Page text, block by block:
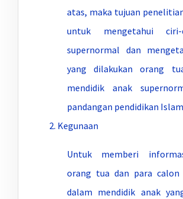
atas, maka tujuan
untuk mengetahui
supernormal dan
yang dilakukan orang
mendidik anak
pandangan pendidikan
Kegunaan
Untuk memberi
orang tua dan para
dalam mendidik anak